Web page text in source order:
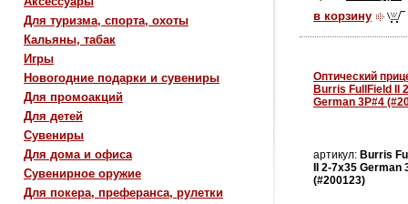
Для туризма, спорта, охоты
Кальяны, табак
Игры
Новогодние подарки и сувениры
Для промоакций
Для детей
Сувениры
Для дома и офиса
Сувенирное оружие
Для покера, преферанса, рулетки
в корзину
Оптический
Burris FullField II
German 3P#4
артикул: Burris
II 2-7x35 German
(#200123)